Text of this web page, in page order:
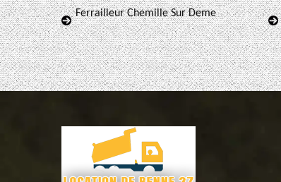
Ferrailleur Chemille Sur Deme